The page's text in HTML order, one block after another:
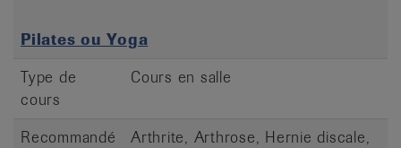
Pilates ou Yoga
Type de
cours
Cours en salle
Recommandé
Arthrite, Arthrose, Hernie discale,